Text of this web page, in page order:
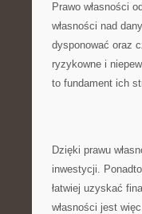
Prawo ⁣własności
własności nad
dysponować oraz
ryzykowne i
to fundament ich
Dzięki prawu
‌inwestycji.
łatwiej uzyskać
własności jest